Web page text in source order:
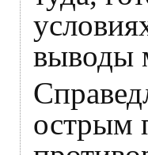
выводы
острым